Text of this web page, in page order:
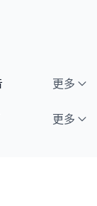
更多
更多